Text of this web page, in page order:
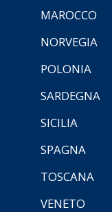
MAROCCO
NORVEGIA
POLONIA
SARDEGNA
SICILIA
SPAGNA
TOSCANA
VENETO